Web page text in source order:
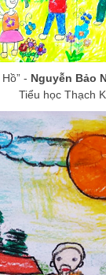
- Nguyễn Bảo
Tiểu học Thạch